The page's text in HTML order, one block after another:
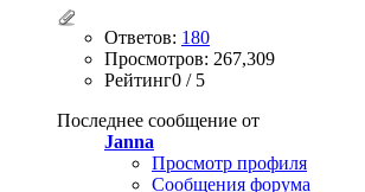
Ответов: 180
Просмотров: 267,309
Рейтинг0 / 5
Последнее сообщение от
Janna
Просмотр профиля
Сообщения форума